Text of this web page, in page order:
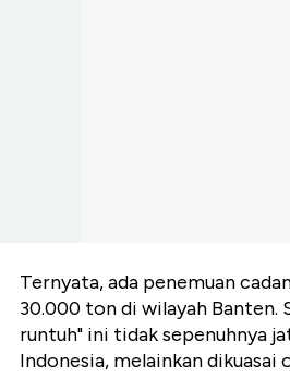
Ternyata, ada penemuan
30.000 ton di wilayah Banten.
runtuh" ini tidak sepenuhnya
Indonesia, melainkan dikuasai